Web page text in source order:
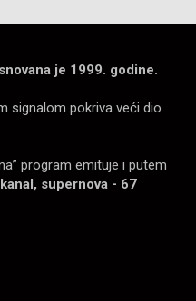
je 1999. godine.
signalom pokriva veći dio
program emituje i putem
supernova - 67